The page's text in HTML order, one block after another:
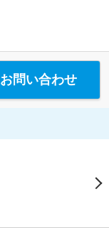
お問い合わせ